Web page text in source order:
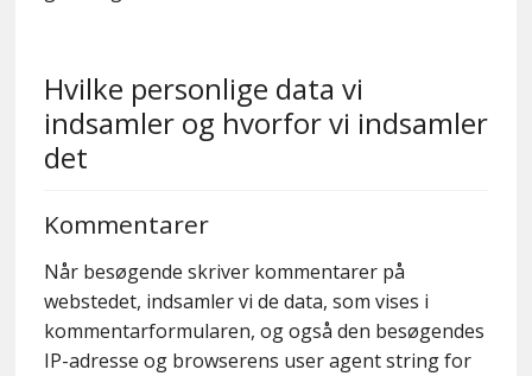
Hvilke personlige data vi
indsamler og hvorfor vi indsamler
det
Kommentarer
Når besøgende skriver kommentarer på
webstedet, indsamler vi de data, som vises i
kommentarformularen, og også den besøgendes
IP-adresse og browserens user agent string for